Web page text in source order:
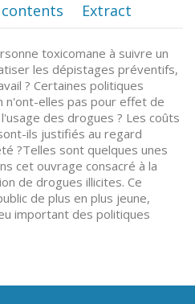
Extract
toxicomane à suivre un
les dépistages préventifs,
? Certaines politiques
n'ont-elles pas pour effet de
des drogues ? Les coûts
ils justifiés au regard
?Telles sont quelques unes
cet ouvrage consacré à la
de drogues illicites. Ce
de plus en plus jeune,
important des politiques